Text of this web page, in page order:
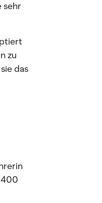
sehr
zu
das
400